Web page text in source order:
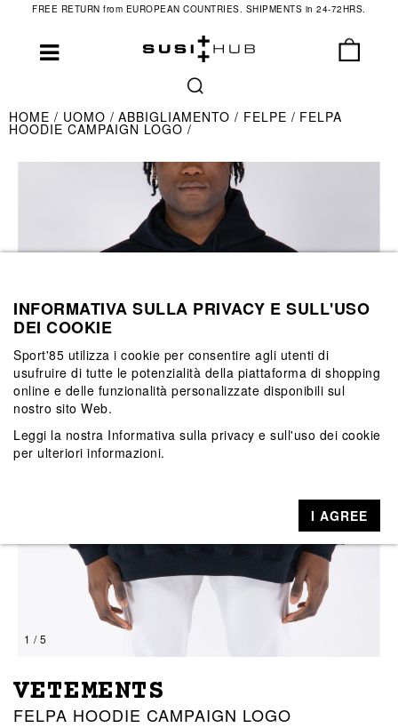
FREE RETURN from EUROPEAN COUNTRIES. SHIPMENTS in 24-72HRS.
HOME UOMO ABBIGLIAMENTO FELPE FELPA
HOODIE CAMPAIGN LOGO
1 / 5
VETEMENTS
FELPA HOODIE CAMPAIGN LOGO
INFORMATIVA SULLA PRIVACY E SULL'USO
DEI COOKIE
Sport'85 utilizza i cookie per consentire agli utenti di
usufruire di tutte le potenzialità della piattaforma di shopping
online e delle funzionalità personalizzate disponibili sul
nostro sito Web.
Leggi la nostra Informativa sulla privacy e sull'uso dei cookie
per ulteriori informazioni.
I AGREE